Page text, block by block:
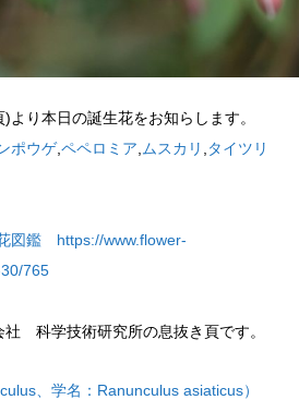
より本日の誕生花をお知らします。
ポウゲ,ペペロミア ムスカリ タイツリ
図鑑 https://www.flower-
765
科学技術研究所の息抜き頁です。
、学名：Ranunculus asiaticus）